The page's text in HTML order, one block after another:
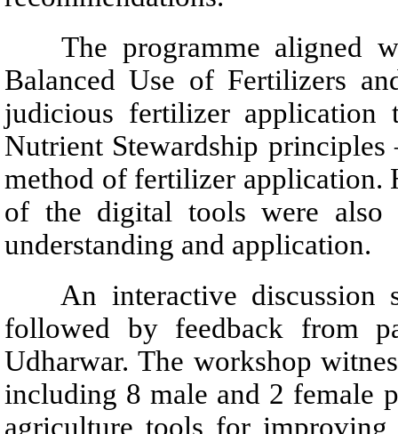
The programme aligned
Balanced Use of Fertilizers
judicious fertilizer application
Nutrient Stewardship
method of fertilizer application.
of the digital tools were also
understanding and application.
An interactive discussion
followed by feedback from
Udharwar. The workshop
including 8 male and 2 female
agriculture tools for improving